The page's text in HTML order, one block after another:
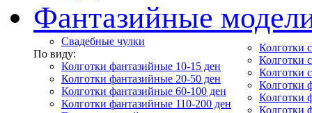
Фантазийные
Свадебные чулки
По виду:
Колготки фантазийные 10-15 ден
Колготки фантазийные 20-50 ден
Колготки фантазийные 60-100 ден
Колготки фантазийные 110-200 ден
Колготки
Колготки
Колготки
Колготки
Колготки
Колготки